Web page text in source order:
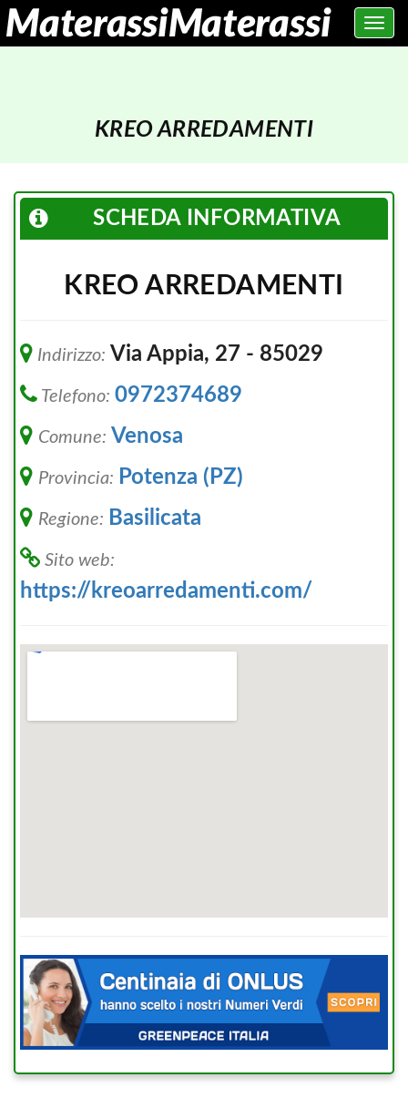
Toggle
KREO ARREDAMENTI
SCHEDA INFORMATIVA
KREO ARREDAMENTI
Indirizzo: Via Appia, 27 - 85029
Telefono: 0972374689
Comune: Venosa
Provincia: Potenza (PZ)
Regione: Basilicata
Sito web:
https://kreoarredamenti.com/